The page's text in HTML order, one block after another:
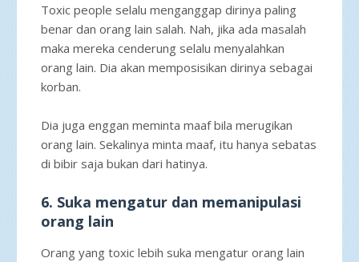
Toxic people selalu menganggap dirinya paling
benar dan orang lain salah. Nah, jika ada masalah
maka mereka cenderung selalu menyalahkan
orang lain. Dia akan memposisikan dirinya sebagai
korban.
Dia juga enggan meminta maaf bila merugikan
orang lain. Sekalinya minta maaf, itu hanya sebatas
di bibir saja bukan dari hatinya.
6. Suka mengatur dan memanipulasi
orang lain
Orang yang toxic lebih suka mengatur orang lain